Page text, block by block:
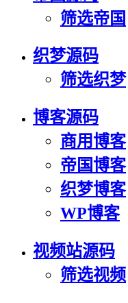
筛选帝国
织梦源码
筛选织梦
博客源码
商用博客
帝国博客
织梦博客
WP博客
视频站源码
筛选视频